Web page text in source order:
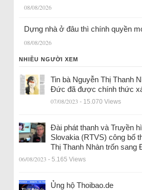
08/08/2026
Dựng nhà ở đâu thì chính quyền
08/08/2026
NHIỀU NGƯỜI XEM
Tin bà Nguyễn Thị Thanh
Đức đã được chính thức
07/08/2023 - 15.070 Views
Đài phát thanh và Truyền
Slovakia (RTVS) công bố
Thị Thanh Nhàn trốn sang
06/08/2023 - 5.165 Views
Ủng hộ Thoibao.de